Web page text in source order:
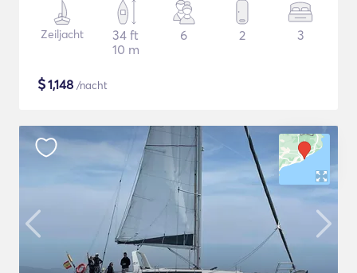
Zeiljacht
34 ft
10 m
6 2 3
$1,148 /nacht